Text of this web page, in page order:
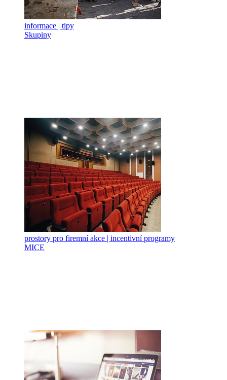
informace | tipy
Skupiny
prostory pro firemní akce | incentivní programy
MICE